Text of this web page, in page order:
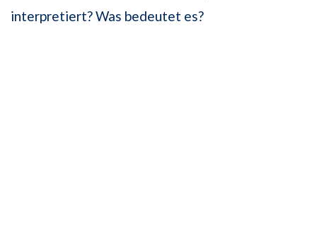
interpretiert? Was bedeutet es?